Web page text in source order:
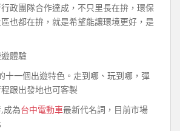
政團隊合作達成，不只里長在拚，環保
也都在拚，就是希望能讓環境更好，是
體驗
十一個出遊特色。走到哪、玩到哪，彈
跟出發地也可客製
成為台中電動車最新代名詞，目前市場